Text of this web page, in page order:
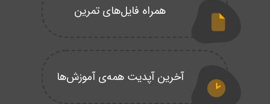
همراه فایل‌های تمرین
آخرین آپدیت همه‌ی آموزش‌ها